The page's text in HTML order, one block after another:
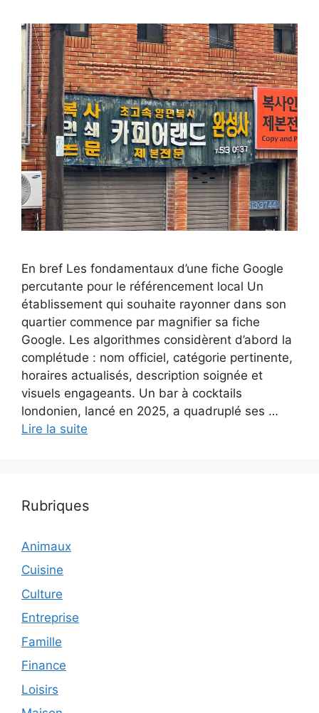
En bref Les fondamentaux d’une fiche Google
percutante pour le référencement local Un
établissement qui souhaite rayonner dans son
quartier commence par magnifier sa fiche
Google. Les algorithmes considèrent d’abord la
complétude : nom officiel, catégorie pertinente,
horaires actualisés, description soignée et
visuels engageants. Un bar à cocktails
londonien, lancé en 2025, a quadruplé ses …
Lire la suite
Rubriques
Animaux
Cuisine
Culture
Entreprise
Famille
Finance
Loisirs